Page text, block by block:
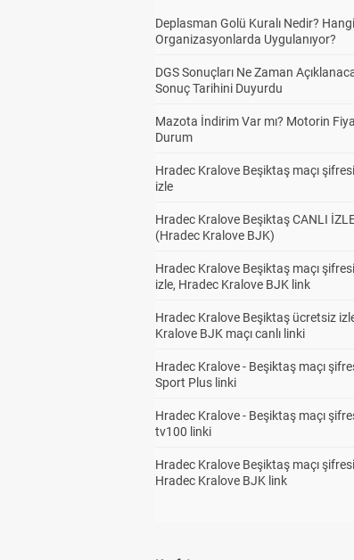
Deplasman Golü Kuralı Nedir? Hangi
Organizasyonlarda Uygulanıyor?
DGS Sonuçları Ne Zaman
Sonuç Tarihini Duyurdu
Mazota İndirim Var mı? Motorin
Durum
Hradec Kralove Beşiktaş maçı
izle
Hradec Kralove Beşiktaş CANLI
(Hradec Kralove BJK)
Hradec Kralove Beşiktaş maçı
izle, Hradec Kralove BJK link
Hradec Kralove Beşiktaş ücretsiz
Kralove BJK maçı canlı linki
Hradec Kralove - Beşiktaş maçı
Sport Plus linki
Hradec Kralove - Beşiktaş maçı
tv100 linki
Hradec Kralove Beşiktaş maçı
Hradec Kralove BJK link